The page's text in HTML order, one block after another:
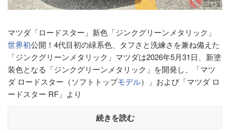
マツダ「ロードスター」新色「ジンクグリーンメタリック」
世界初公開！4代目初の緑系色、タフさと洗練さを兼ね備えた
「ジンクグリーンメタリック」マツダは2026年5月31日、新塗
装色となる「ジンクグリーンメタリック」を開発し、「マツ
ダ ロードスター（ソフトトップモデル）」および「マツダ ロ
ードスター RF」より
続きを読む